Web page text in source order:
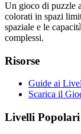
Un gioco di puzzle
colorati in spazi
spaziale e le
complessi.
Risorse
Guide ai
Scarica il
Livelli Popolari